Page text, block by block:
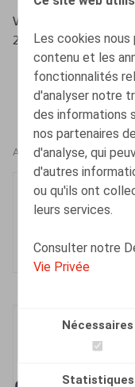
Les cookies
contenu et les
fonctionnalités
d'analyser notre
des informations
nos partenaires
d'analyse, qui
d'autres
ou qu'ils ont
leurs services.
Consulter notre
Vie Privée
Nécessaires
Statistiques
Wouters, O.,
23/06/2021, pp. 8 - 9
AUTEURS